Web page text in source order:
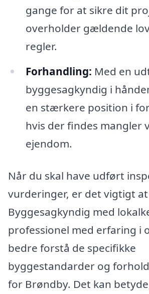
gange for at sikre dit
overholder gældende
regler.
Forhandling: Med en
byggesagkyndig i
en stærkere position i
hvis der findes mangler
ejendom.
Når du skal have udført
vurderinger, er det vigtigt
Byggesagkyndig med
professionel med erfaring i
bedre forstå de specifikke
byggestandarder og
for Brøndby. Det kan